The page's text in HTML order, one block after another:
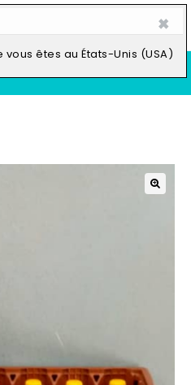
×
êtes au États-Unis (USA)
0
Vendre